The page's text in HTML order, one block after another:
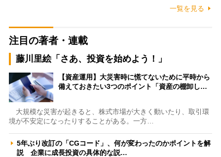
一覧を見る
注目の著者・連載
藤川里絵「さあ、投資を始めよう！」
【資産運用】大災害時に慌てないために平時から
備えておきたい3つのポイント「資産の棚卸し…
大規模な災害が起きると、株式市場が大きく動いたり、取引環
境が不安定になったりすることがある。一方…
5年ぶり改訂の「CGコード」、何が変わったのかポイントを解
説 企業に成長投資の具体的な説…